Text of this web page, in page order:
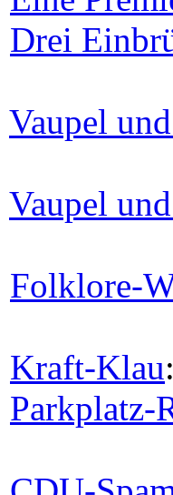
Drei
Vaupel
Vaupel
Folklore-
Kraft-Klau
Parkplatz-